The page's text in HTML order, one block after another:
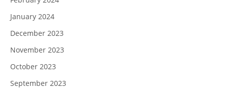
January 2024
December 2023
November 2023
October 2023
September 2023